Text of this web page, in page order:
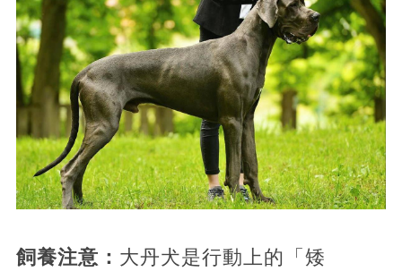
飼養注意： 大丹犬是行動上的「矮